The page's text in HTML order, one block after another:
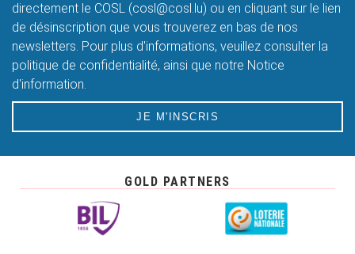
directement le COSL (cosl@cosl.lu) ou en cliquant sur le lien
de désinscription que vous trouverez en bas de nos
newsletters. Pour plus d'informations, veuillez consulter la
politique de confidentialité, ainsi que notre Notice
d'information.
JE M'INSCRIS
GOLD PARTNERS